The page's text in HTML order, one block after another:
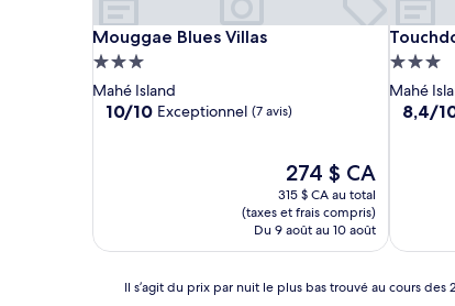
Mouggae Blues Villas
Mouggae Blues Villas
Hébergement
3.0 étoiles
Mahé Island
10.0
10/10 Exceptionnel (7 avis)
Le
prix
est
de
274 $ CA
274 $ CA
315 $ CA au total
(taxes et frais compris)
Du 9 août au 10 août
3.0
Mahé
8.4
8,4/
Il s’agit du prix par nuit le plus bas trouvé au cours